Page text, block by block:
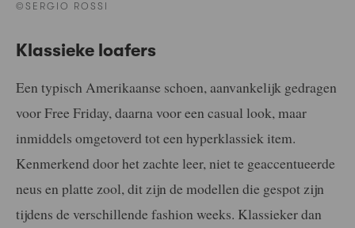
©SERGIO ROSSI
Klassieke loafers
Een typisch Amerikaanse schoen, aanvankelijk gedragen
voor Free Friday, daarna voor een casual look, maar
inmiddels omgetoverd tot een hyperklassiek item.
Kenmerkend door het zachte leer, niet te geaccentueerde
neus en platte zool, dit zijn de modellen die gespot zijn
tijdens de verschillende fashion weeks. Klassieker dan